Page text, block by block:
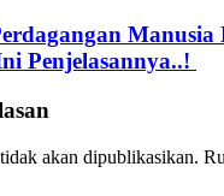
Penjelasannya..!
akan dipublikasikan.